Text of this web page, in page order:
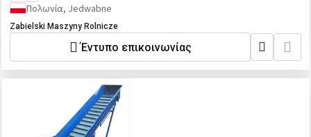
Πολωνία, Jedwabne
Zabielski Maszyny Rolnicze
Έντυπο επικοινωνίας